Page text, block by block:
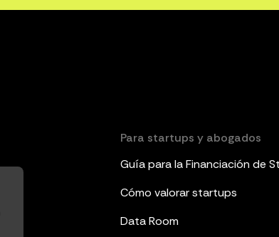
Para startups y abogados
Guía para la Financiación de
Cómo valorar startups
Data Room